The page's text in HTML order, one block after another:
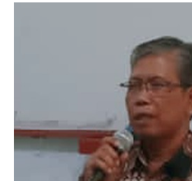
Kepala Sekolah